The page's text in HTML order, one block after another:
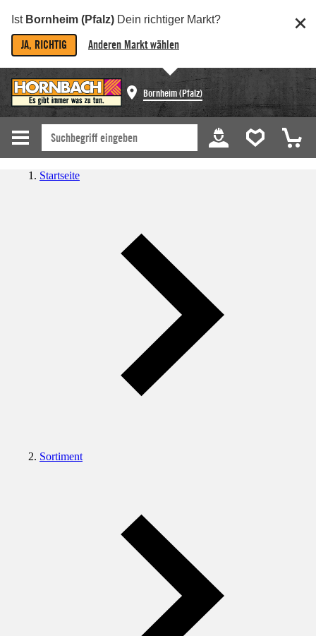
Ist Bornheim (Pfalz) Dein richtiger Markt?
JA, RICHTIG Anderen Markt wählen
Bornheim (Pfalz)
Startseite
Sortiment